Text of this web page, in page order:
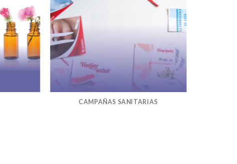
CAMPAÑAS SANITARIAS